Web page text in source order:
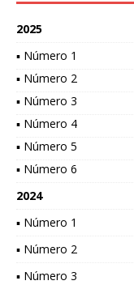
2025
▪ Número 1
▪ Número 2
▪ Número 3
▪ Número 4
▪ Número 5
▪ Número 6
2024
▪ Número 1
▪ Número 2
▪ Número 3